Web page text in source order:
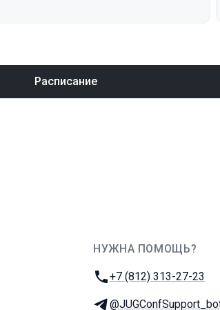
Расписание
НУЖНА ПОМОЩЬ?
Телефон:
+7 (812) 313-27-23
Телеграм: